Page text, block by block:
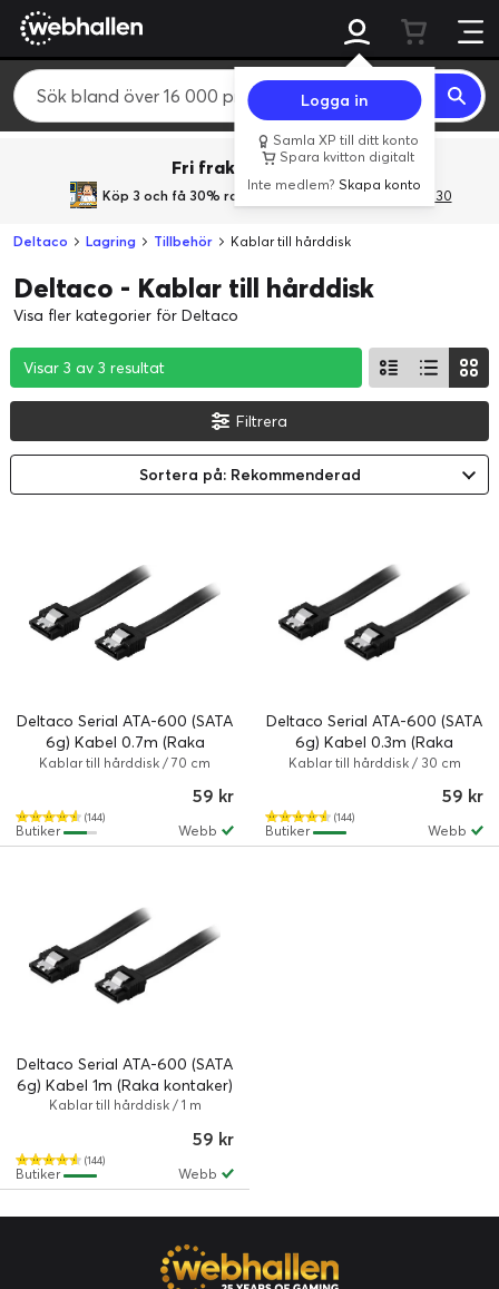
Logga in
Samla XP till ditt konto
Spara kvitton digitalt
Inte medlem?Skapa konto
Fri frakt över 800 kr.
Köp 3 och få 30% rabatt med rabattkoden 3Gives30
Deltaco Lagring Tillbehör Kablar till hårddisk
Deltaco - Kablar till hårddisk
Visa fler kategorier för Deltaco
Visar 3 av 3 resultat
Visar 3 av 3 resultat
Visar 3 av 3 resultat
Filtrera
Sortera på: Rekommenderad
Deltaco Serial ATA-600 (SATA
6g) Kabel 0.7m (Raka
kontaker)
Kablar till hårddisk / 70 cm
(144)
59 kr
Webb
Butiker
Deltaco Serial ATA-600 (SATA
6g) Kabel 0.3m (Raka
kontaker)
Kablar till hårddisk / 30 cm
(144)
59 kr
Webb
Butiker
Deltaco Serial ATA-600 (SATA
6g) Kabel 1m (Raka kontaker)
Kablar till hårddisk / 1 m
(144)
59 kr
Webb
Butiker